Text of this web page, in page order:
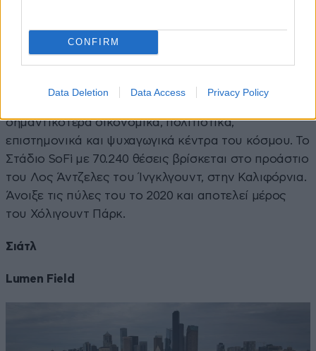
CONFIRM
Data Deletion Data Access Privacy Policy
των ΗΠΑ και η μεγαλύτερη σε πληθυσμό πόλη στην
πολιτεία της Καλιφόρνια, με περίπου 4,04
σημαντικότερα οικονομικά, πολιτιστικά,
επιστημονικά και ψυχαγωγικά κέντρα του κόσμου. Το
Στάδιο SoFi με 70.240 θέσεις βρίσκεται στο προάστιο
του Λος Άντζελες του Ίνγκλγουντ, στην Καλιφόρνια.
Άνοιξε τις πύλες του το 2020 και αποτελεί μέρος
του Χόλιγουντ Πάρκ.
Σιάτλ
Lumen Field